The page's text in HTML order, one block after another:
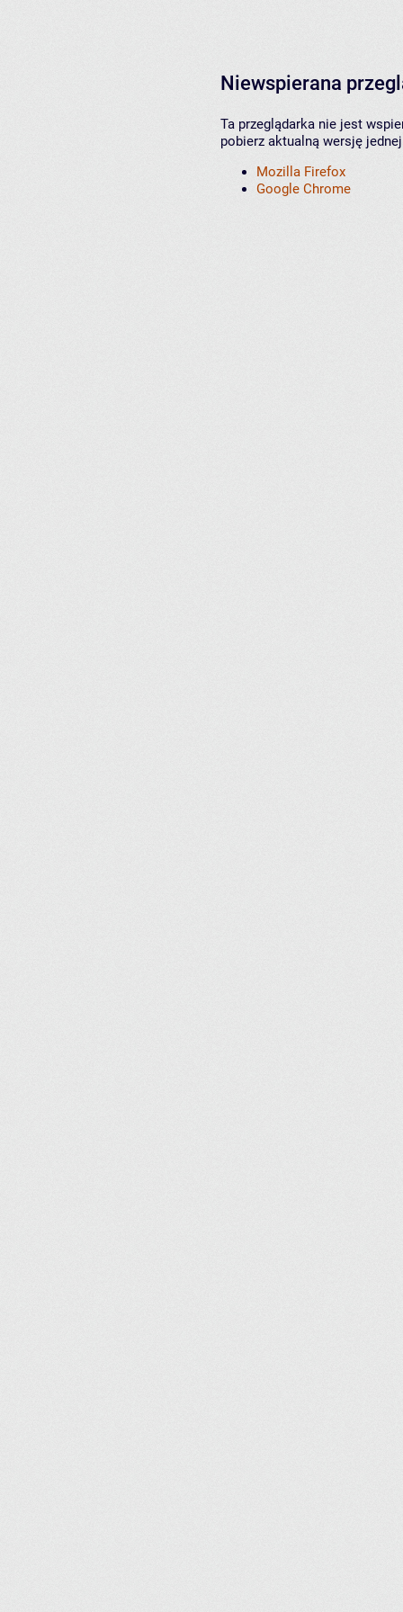
Niewspierana
Ta przeglądarka nie jest
pobierz aktualną wersję
Mozilla Firefox
Google Chrome